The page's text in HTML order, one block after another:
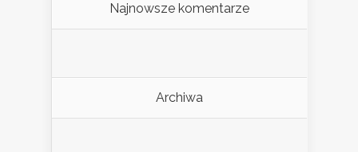
Najnowsze komentarze
Archiwa